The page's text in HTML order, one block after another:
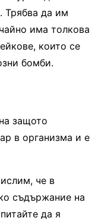
Трябва да им
има толкова
които се
бомби.
защото
в организма и е
че в
съдържание на
да я